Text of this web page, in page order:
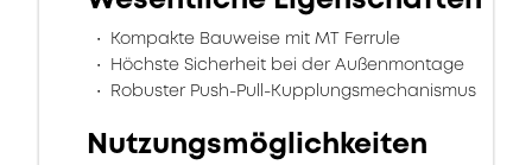
Kompakte Bauweise mit MT Ferrule
Höchste Sicherheit bei der Außenmontage
Robuster Push-Pull-Kupplungsmechanismus
Nutzungsmöglichkeiten